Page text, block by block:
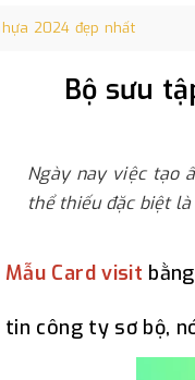
2024 đẹp nhất
Bộ sưu
Ngày nay việc tạo
thể thiếu đặc biệt
Mẫu Card visit
tin công ty sơ bộ,